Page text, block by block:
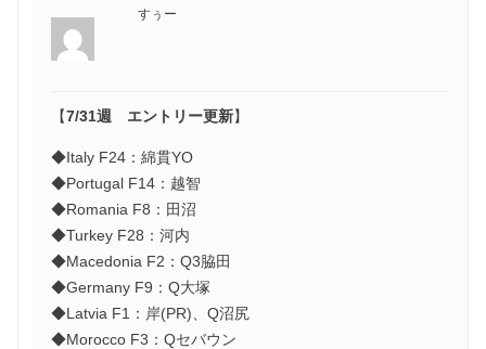
すぅー
【7/31週 エントリー更新】
◆Italy F24：綿貫YO
◆Portugal F14：越智
◆Romania F8：田沼
◆Turkey F28：河内
◆Macedonia F2：Q3脇田
◆Germany F9：Q大塚
◆Latvia F1：岸(PR)、Q沼尻
◆Morocco F3：Qセバウン